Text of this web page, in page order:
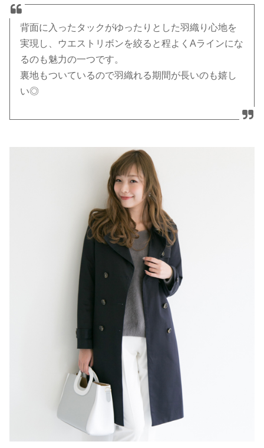
背面に入ったタックがゆったりとした羽織り心地を
実現し、ウエストリボンを絞ると程よくAラインにな
るのも魅力の一つです。
裏地もついているので羽織れる期間が長いのも嬉し
い◎